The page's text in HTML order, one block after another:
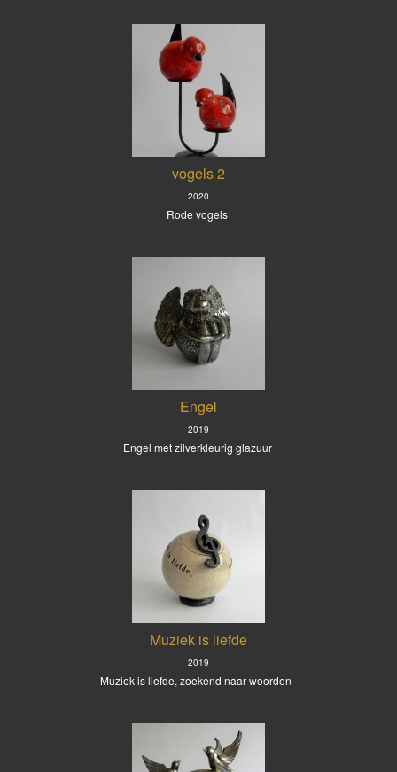
vogels 2
2020
Rode vogels
Engel
2019
Engel met zilverkleurig glazuur
Muziek is liefde
2019
Muziek is liefde, zoekend naar woorden